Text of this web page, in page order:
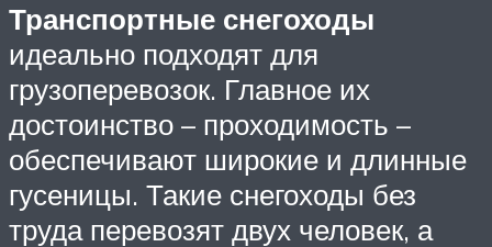
Транспортные снегоходы
идеально подходят для
грузоперевозок. Главное их
достоинство – проходимость –
обеспечивают широкие и длинные
гусеницы. Такие снегоходы без
труда перевозят двух человек, а